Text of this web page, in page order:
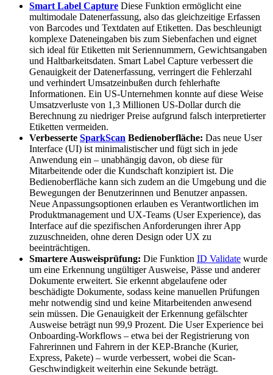
Smart Label Capture Diese Funktion ermöglicht eine
multimodale Datenerfassung, also das gleichzeitige Erfassen
von Barcodes und Textdaten auf Etiketten. Das beschleunigt
komplexe Dateneingaben bis zum Siebenfachen und eignet
sich ideal für Etiketten mit Seriennummern, Gewichtsangaben
und Haltbarkeitsdaten. Smart Label Capture verbessert die
Genauigkeit der Datenerfassung, verringert die Fehlerzahl
und verhindert Umsatzeinbußen durch fehlerhafte
Informationen. Ein US-Unternehmen konnte auf diese Weise
Umsatzverluste von 1,3 Millionen US-Dollar durch die
Berechnung zu niedriger Preise aufgrund falsch interpretierter
Etiketten vermeiden.
Verbesserte SparkScan Bedienoberfläche: Das neue User
Interface (UI) ist minimalistischer und fügt sich in jede
Anwendung ein – unabhängig davon, ob diese für
Mitarbeitende oder die Kundschaft konzipiert ist. Die
Bedienoberfläche kann sich zudem an die Umgebung und die
Bewegungen der Benutzerinnen und Benutzer anpassen.
Neue Anpassungsoptionen erlauben es Verantwortlichen im
Produktmanagement und UX-Teams (User Experience), das
Interface auf die spezifischen Anforderungen ihrer App
zuzuschneiden, ohne deren Design oder UX zu
beeinträchtigen.
Smartere Ausweisprüfung: Die Funktion ID Validate wurde
um eine Erkennung ungültiger Ausweise, Pässe und anderer
Dokumente erweitert. Sie erkennt abgelaufene oder
beschädigte Dokumente, sodass keine manuellen Prüfungen
mehr notwendig sind und keine Mitarbeitenden anwesend
sein müssen. Die Genauigkeit der Erkennung gefälschter
Ausweise beträgt nun 99,9 Prozent. Die User Experience bei
Onboarding-Workflows – etwa bei der Registrierung von
Fahrerinnen und Fahrern in der KEP-Branche (Kurier,
Express, Pakete) – wurde verbessert, wobei die Scan-
Geschwindigkeit weiterhin eine Sekunde beträgt.